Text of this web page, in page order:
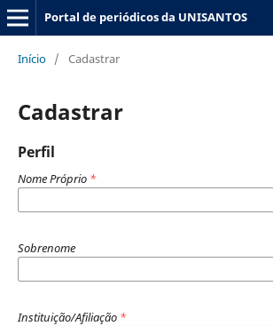
Portal de periódicos da UNISANTOS
Início / Cadastrar
Cadastrar
Perfil
Nome Próprio *
Sobrenome
Instituição/Afiliação *